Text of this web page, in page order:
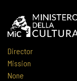
Director
Mission
None